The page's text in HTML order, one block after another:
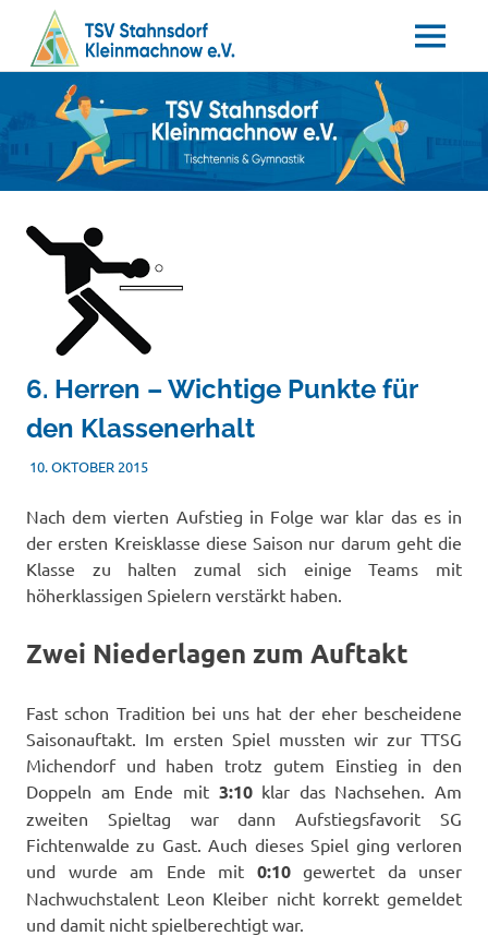
springen
TSV
Stahnsdorf
/
Kleinmachnow
e.V.
Tischtennis
Gymnastik
MENÜ
6. Herren – Wichtige Punkte für
den Klassenerhalt
10. OKTOBER 2015TSVADMIN
SONSTIGES
Nach dem vierten Aufstieg in Folge war klar das es in
der ersten Kreisklasse diese Saison nur darum geht die
Klasse zu halten zumal sich einige Teams mit
höherklassigen Spielern verstärkt haben.
Zwei Niederlagen zum Auftakt
Fast schon Tradition bei uns hat der eher bescheidene
Saisonauftakt. Im ersten Spiel mussten wir zur TTSG
Michendorf und haben trotz gutem Einstieg in den
Doppeln am Ende mit 3:10klar das Nachsehen. Am
zweiten Spieltag war dann Aufstiegsfavorit SG
Fichtenwalde zu Gast. Auch dieses Spiel ging verloren
und wurde am Ende mit 0:10gewertet da unser
Nachwuchstalent Leon Kleiber nicht korrekt gemeldet
und damit nicht spielberechtigt war.